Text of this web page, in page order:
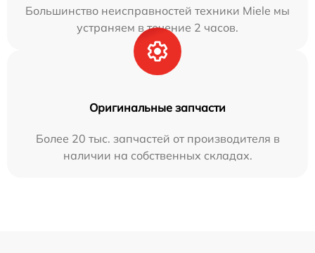
Большинство неисправностей техники Miele мы
устраняем в течение 2 часов.
Оригинальные запчасти
Более 20 тыс. запчастей от производителя в
наличии на собственных складах.